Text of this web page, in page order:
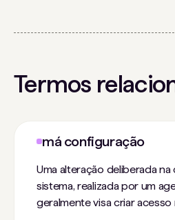
Termos
má configuração
Uma alteração deliberada
sistema, realizada por um
geralmente visa criar